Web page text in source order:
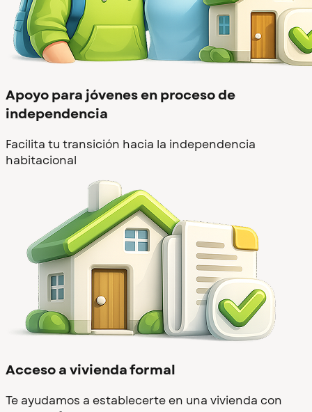
Apoyo para jóvenes en proceso de
independencia
Facilita tu transición hacia la independencia
habitacional
Acceso a vivienda formal
Te ayudamos a establecerte en una vivienda con